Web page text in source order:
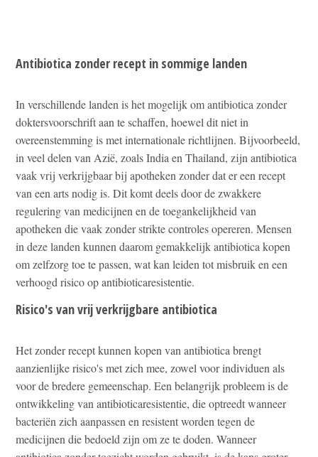
Antibiotica zonder recept in sommige landen
In verschillende landen is het mogelijk om antibiotica zonder
doktersvoorschrift aan te schaffen, hoewel dit niet in
overeenstemming is met internationale richtlijnen. Bijvoorbeeld,
in veel delen van Azië, zoals India en Thailand, zijn antibiotica
vaak vrij verkrijgbaar bij apotheken zonder dat er een recept
van een arts nodig is. Dit komt deels door de zwakkere
regulering van medicijnen en de toegankelijkheid van
apotheken die vaak zonder strikte controles opereren. Mensen
in deze landen kunnen daarom gemakkelijk antibiotica kopen
om zelfzorg toe te passen, wat kan leiden tot misbruik en een
verhoogd risico op antibioticaresistentie.
Risico's van vrij verkrijgbare antibiotica
Het zonder recept kunnen kopen van antibiotica brengt
aanzienlijke risico's met zich mee, zowel voor individuen als
voor de bredere gemeenschap. Een belangrijk probleem is de
ontwikkeling van antibioticaresistentie, die optreedt wanneer
bacteriën zich aanpassen en resistent worden tegen de
medicijnen die bedoeld zijn om ze te doden. Wanneer